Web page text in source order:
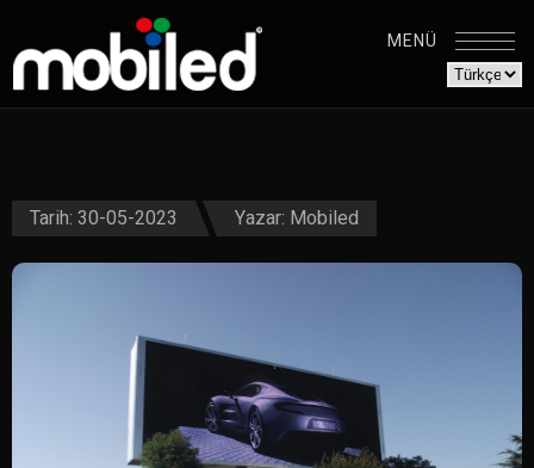
MENÜ
Tarih: 30-05-2023 Yazar: Mobiled